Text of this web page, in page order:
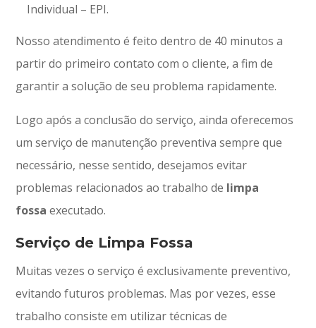
Individual – EPI.
Nosso atendimento é feito dentro de 40 minutos a
partir do primeiro contato com o cliente, a fim de
garantir a solução de seu problema rapidamente.
Logo após a conclusão do serviço, ainda oferecemos
um serviço de manutenção preventiva sempre que
necessário, nesse sentido, desejamos evitar
problemas relacionados ao trabalho de limpa
fossa executado.
Serviço de Limpa Fossa
Muitas vezes o serviço é exclusivamente preventivo,
evitando futuros problemas. Mas por vezes, esse
trabalho consiste em utilizar técnicas de